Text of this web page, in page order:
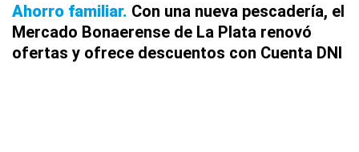
Ahorro familiar Con una nueva pescadería, el
Mercado Bonaerense de La Plata renovó
ofertas y ofrece descuentos con Cuenta DNI